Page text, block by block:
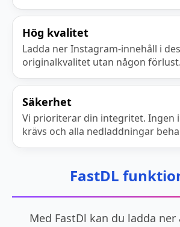
Hög kvalitet
Ladda ner Instagram-innehåll i
originalkvalitet utan någon förlust.
Säkerhet
Vi prioriterar din integritet. Ingen
krävs och alla nedladdningar
FastDL
Med FastDl kan du ladda ner